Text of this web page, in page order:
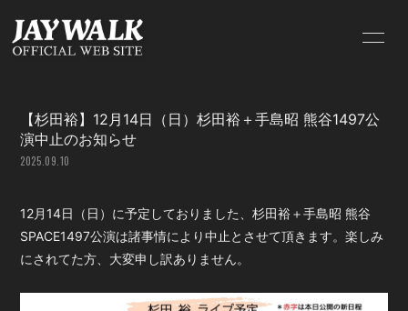
SCHEDULE
PROFILE
VIDEO
BLOG
MOVIE
RADIO
PHOTO
GOODS
Q&A
【杉田裕】12月14日（日）杉田裕＋手島昭 熊谷1497公
演中止のお知らせ
2025.09.10
12月14日（日）に予定しておりました、杉田裕＋手島昭 熊谷
SPACE1497公演は諸事情により中止とさせて頂きます。楽しみ
にされてた方、大変申し訳ありません。